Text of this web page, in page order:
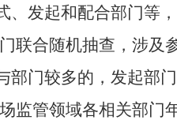
、 发起和配合部门等
联合随机抽查，涉及
部门较多的，发起部
监管领域各相关部门